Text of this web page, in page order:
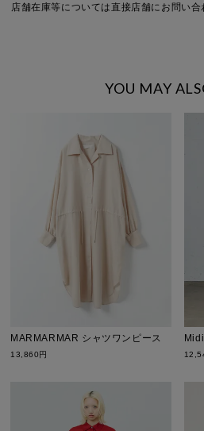
店舗在庫等については直接店舗にお問い合
YOU MAY
MARMARMAR シャツワンピース
13,860円